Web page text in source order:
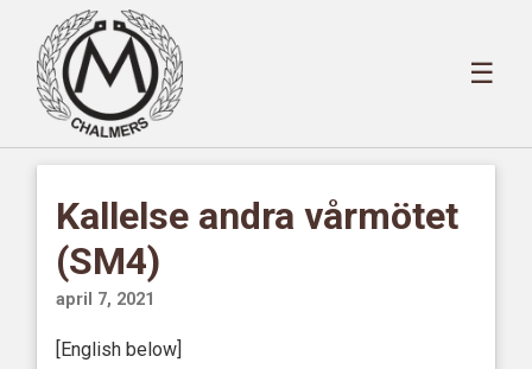
☰
Kallelse andra vårmötet
(SM4)
april 7, 2021
[English below]